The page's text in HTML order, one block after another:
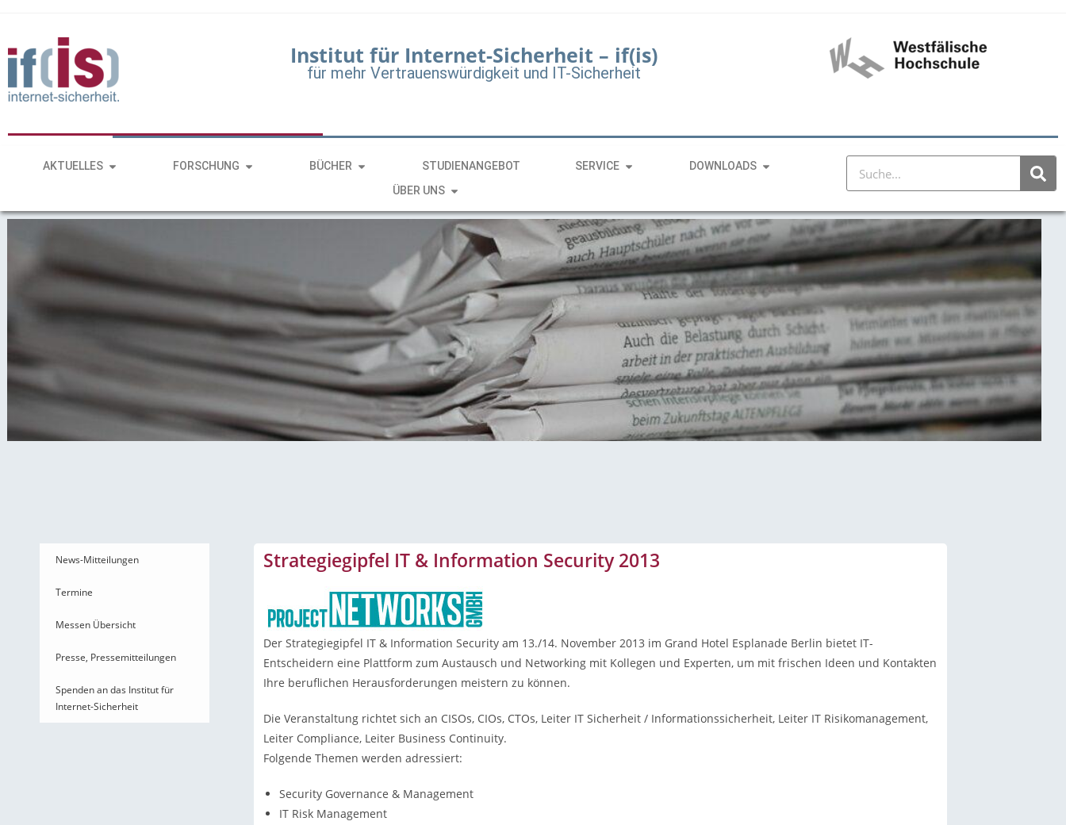
Institut für Internet-Sicherheit – if(is)
für mehr Vertrauenswürdigkeit und IT-Sicherheit
AKTUELLES FORSCHUNG BÜCHER STUDIENANGEBOT SERVICE
DOWNLOADS
ÜBER UNS
News-Mitteilungen
Termine
Messen Übersicht
Presse, Pressemitteilungen
Spenden an das Institut für
Internet-Sicherheit
Strategiegipfel IT & Information Security 2013
Der Strategiegipfel IT & Information Security am 13./14. November 2013 im Grand Hotel Esplanade Berlin bietet IT-
Entscheidern eine Plattform zum Austausch und Networking mit Kollegen und Experten, um mit frischen Ideen und Kontakten
Ihre beruflichen Herausforderungen meistern zu können.
Die Veranstaltung richtet sich an CISOs, CIOs, CTOs, Leiter IT Sicherheit / Informationssicherheit, Leiter IT Risikomanagement,
Leiter Compliance, Leiter Business Continuity.
Folgende Themen werden adressiert:
Security Governance & Management
IT Risk Management